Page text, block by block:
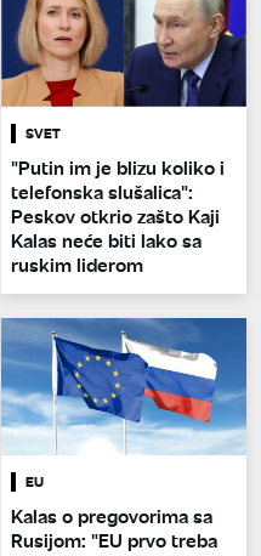
SVET
"Putin im je blizu koliko i
telefonska slušalica":
Peskov otkrio zašto Kaji
Kalas neće biti lako sa
ruskim liderom
EU
Kalas o pregovorima sa
Rusijom: "EU prvo treba